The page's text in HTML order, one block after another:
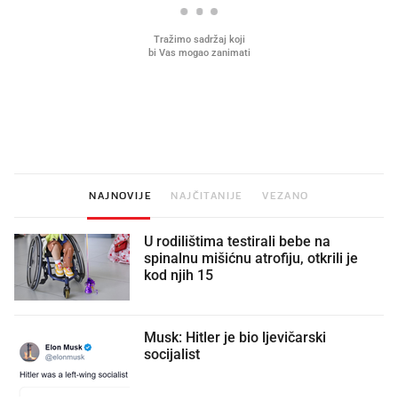
NAJNOVIJE NAJČITANIJE VEZANO
U rodilištima testirali bebe na
spinalnu mišićnu atrofiju, otkrili je
kod njih 15
Musk: Hitler je bio ljevičarski
socijalist